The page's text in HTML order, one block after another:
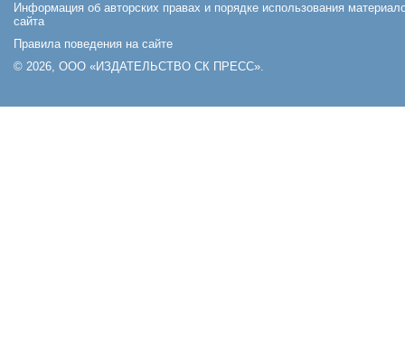
Информация об авторских правах и порядке использования
сайта
Правила поведения на сайте
© 2026, ООО «ИЗДАТЕЛЬСТВО СК ПРЕСС».